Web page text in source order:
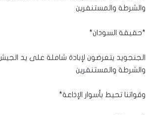
والشرطة والمستنفرين
*حقيقة السودان*
الجنجويد يتعرضون لإبادة شاملة على يد
والشرطة والمستنفرين
وقواتنا تحيط بأسوار الإذاعة*